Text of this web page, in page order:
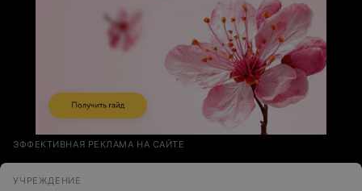
ЭФФЕКТИВНАЯ РЕКЛАМА НА САЙТЕ
УЧРЕЖДЕНИЕ